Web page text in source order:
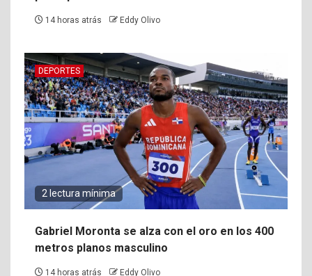
14 horas atrás Eddy Olivo
DEPORTES
2 lectura mínima
Gabriel Moronta se alza con el oro en los 400
metros planos masculino
14 horas atrás Eddy Olivo